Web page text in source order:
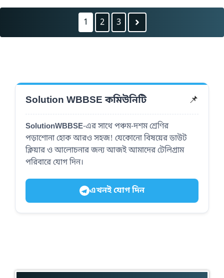
1 2 3
Solution WBBSE কমিউনিটি 📌
SolutionWBBSE-এর সাথে পঞ্চম-দশম শ্রেণির
পড়াশোনা হোক আরও সহজ! যেকোনো বিষয়ের ডাউট
ক্লিয়ার ও আলোচনার জন্য আজই আমাদের টেলিগ্রাম
পরিবারে যোগ দিন।
এখনই যোগ দিন